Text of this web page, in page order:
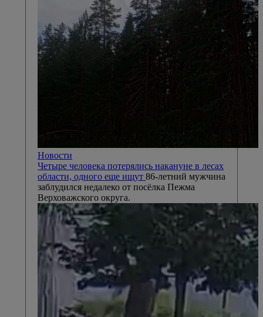
Новости
Четыре человека потерялись накануне в лесах
области, одного еще ищут 86-летний мужчина
заблудился недалеко от посёлка Пежма
Верховажского округа.